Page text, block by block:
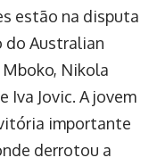
estão na disputa
do Australian
Nikola
Iva Jovic. A jovem
vitória importante
derrotou a